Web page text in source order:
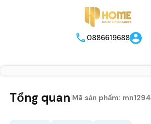
0886619688
Tổng quan Mã sản phẩm: mn1294